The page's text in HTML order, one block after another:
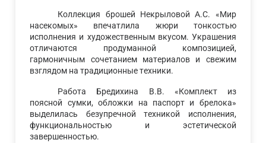
Коллекция брошей Некрыловой А.С. «Мир
насекомых» впечатлила жюри тонкостью
исполнения и художественным вкусом. Украшения
отличаются продуманной композицией,
гармоничным сочетанием материалов и свежим
взглядом на традиционные техники.
Работа Бредихина В.В. «Комплект из
поясной сумки, обложки на паспорт и брелока»
выделилась безупречной техникой исполнения,
функциональностью и эстетической
завершенностью.